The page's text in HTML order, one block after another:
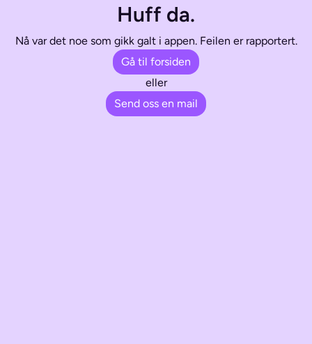
Huff da.
Nå var det noe som gikk galt i appen. Feilen er rapportert.
Gå til forsiden
eller
Send oss en mail